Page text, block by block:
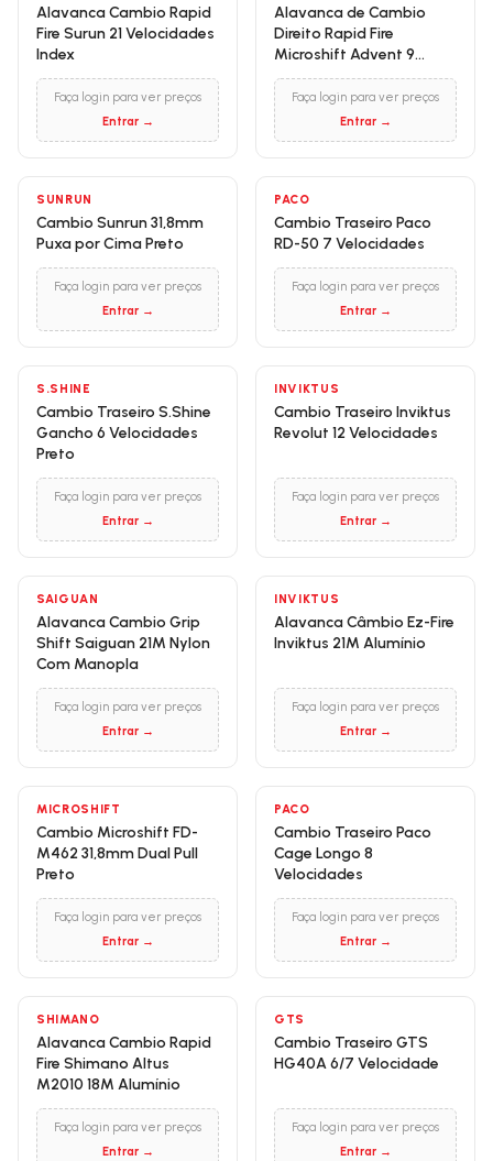
Alavanca Cambio Rapid
Fire Surun 21 Velocidades
Index
Faça login para ver preços
Entrar →
Alavanca de Cambio
Direito Rapid Fire
Microshift Advent 9
Marchas Nylon
Faça login para ver preços
Entrar →
SUNRUN
Cambio Sunrun 31,8mm
Puxa por Cima Preto
Faça login para ver preços
Entrar →
PACO
Cambio Traseiro Paco
RD-50 7 Velocidades
Faça login para ver preços
Entrar →
S.SHINE
Cambio Traseiro S.Shine
Gancho 6 Velocidades
Preto
Faça login para ver preços
Entrar →
INVIKTUS
Cambio Traseiro Inviktus
Revolut 12 Velocidades
Faça login para ver preços
Entrar →
SAIGUAN
Alavanca Cambio Grip
Shift Saiguan 21M Nylon
Com Manopla
Faça login para ver preços
Entrar →
INVIKTUS
Alavanca Câmbio Ez-Fire
Inviktus 21M Alumínio
Faça login para ver preços
Entrar →
MICROSHIFT
Cambio Microshift FD-
M462 31,8mm Dual Pull
Preto
Faça login para ver preços
Entrar →
PACO
Cambio Traseiro Paco
Cage Longo 8
Velocidades
Faça login para ver preços
Entrar →
SHIMANO
Alavanca Cambio Rapid
Fire Shimano Altus
M2010 18M Alumínio
Faça login para ver preços
Entrar →
GTS
Cambio Traseiro GTS
HG40A 6/7 Velocidade
Faça login para ver preços
Entrar →